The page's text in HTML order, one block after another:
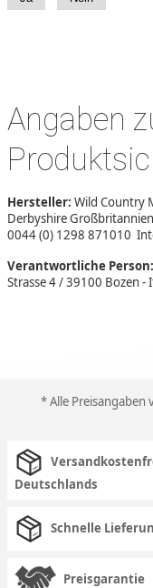
Angaben
Hersteller: Wild Country
Derbyshire
0044 (0) 1298 871010
Verantwortliche Person:
Strasse 4 / 39100 Bozen
* Alle Preisangaben
Deutschlands
Schnelle
Preisgarantie